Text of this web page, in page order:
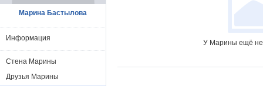
У Марины ещё
Марина Бастылова
Информация
Стена Марины
Друзья Марины